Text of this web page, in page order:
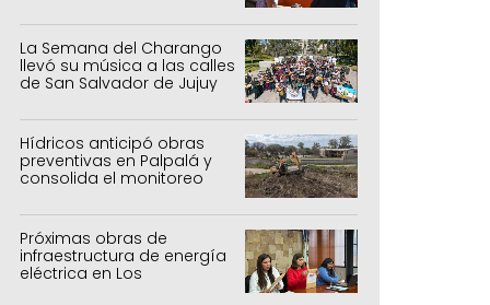
La Semana del Charango
llevó su música a las calles
de San Salvador de Jujuy
Hídricos anticipó obras
preventivas en Palpalá y
consolida el monitoreo
Próximas obras de
infraestructura de energía
eléctrica en Los